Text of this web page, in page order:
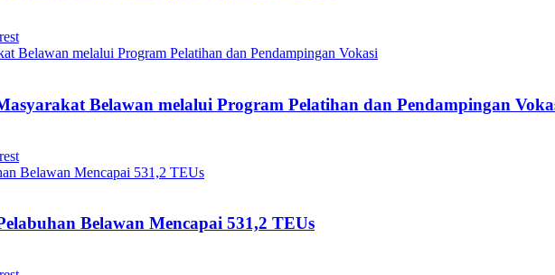
Belawan melalui Program Pelatihan dan Pendampingan
Belawan Mencapai 531,2 TEUs